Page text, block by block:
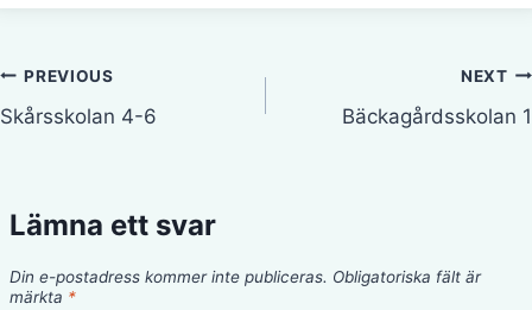
Inläggsnavigering
PREVIOUS
Skårsskolan 4-6
NEXT
Bäckagårdsskolan 1
Lämna ett svar
Din e-postadress kommer inte publiceras. Obligatoriska fält är
märkta *